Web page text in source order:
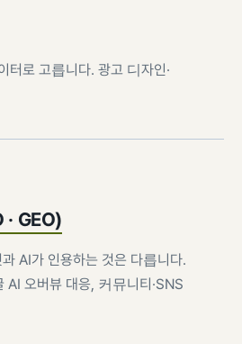
터로 고릅니다. 광고 디자인·
· GEO)
AI가 인용하는 것은 다릅니다.
AI 오버뷰 대응, 커뮤니티·SNS